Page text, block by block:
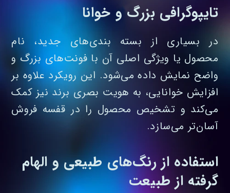
تایپوگرافی بزرگ و خوانا
در بسیاری از بسته‌ بندی‌های جدید، نام
محصول یا ویژگی اصلی آن با فونت‌های بزرگ و
واضح نمایش داده می‌شود. این رویکرد علاوه بر
افزایش خوانایی، به هویت بصری برند نیز کمک
می‌کند و تشخیص محصول را در قفسه فروش
آسان‌تر می‌سازد.
استفاده از رنگ‌های طبیعی و الهام‌
گرفته از طبیعت